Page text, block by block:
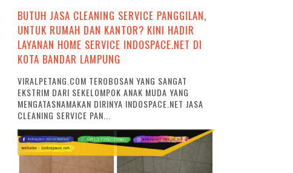
BUTUH JASA CLEANING SERVICE PANGGILAN,
UNTUK RUMAH DAN KANTOR? KINI HADIR
LAYANAN HOME SERVICE INDOSPACE.NET DI
KOTA BANDAR LAMPUNG
VIRALPETANG.COM TEROBOSAN YANG SANGAT
EKSTRIM DARI SEKELOMPOK ANAK MUDA YANG
MENGATASNAMAKAN DIRINYA INDOSPACE.NET JASA
CLEANING SERVICE PAN...